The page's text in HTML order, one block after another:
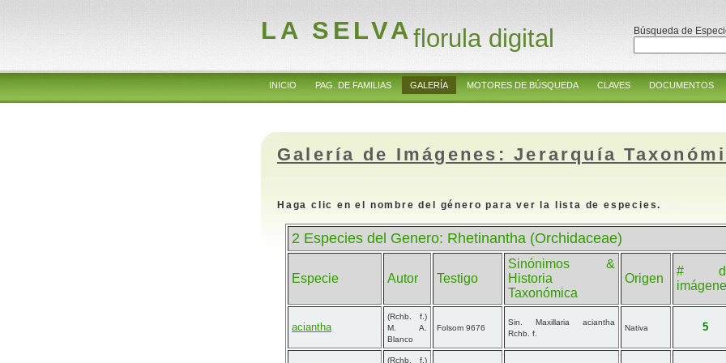
LA SELVAflorula digital Búsqueda de
INICIO PAG. DE FAMILIAS GALERÍA MOTORES DE BÚSQUEDA CLAVES DOCUMENTOS
Galería de Imágenes: Jerarquía
Haga clic en el nombre del género para ver la lista de especies.
2 Especies del Genero: Rhetinantha (Orchidaceae)
Especie Autor Testigo
Sinónimos &
Historia
Taxonómica
Origen
#
aciantha
(Rchb. f.)
M. A.
Blanco
Folsom 9676
Sin. Maxillaria aciantha
Rchb. f.
Nativa 5
(Rchb. f.)